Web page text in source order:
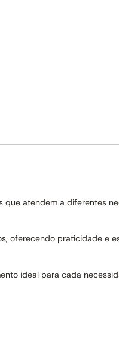
que atendem a diferentes
oferecendo praticidade e
ideal para cada